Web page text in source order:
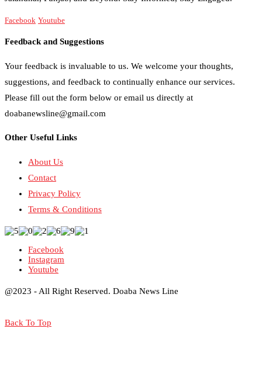
Facebook Youtube
Feedback and Suggestions
Your feedback is invaluable to us. We welcome your thoughts,
suggestions, and feedback to continually enhance our services.
Please fill out the form below or email us directly at
doabanewsline@gmail.com
Other Useful Links
About Us
Contact
Privacy Policy
Terms & Conditions
Facebook
Instagram
Youtube
@2023 - All Right Reserved. Doaba News Line
Back To Top